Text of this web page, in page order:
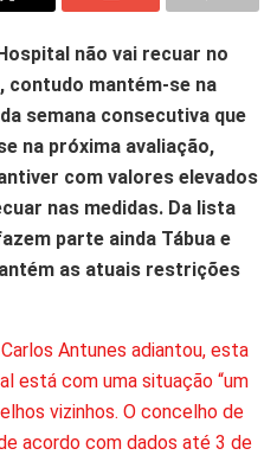
não vai recuar no
contudo mantém-se na
semana consecutiva que
na próxima avaliação,
com valores elevados
nas medidas. Da lista
parte ainda Tábua e
as atuais restrições
Antunes adiantou, esta
está com uma situação “um
vizinhos. O concelho de
acordo com dados até 3 de